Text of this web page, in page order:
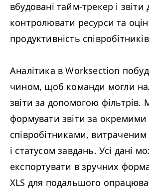
вбудовані тайм-трекер і
контролювати ресурси та
продуктивність
Аналітика в Worksection
чином, щоб команди могли
звіти за допомогою фільтрів.
формувати звіти за
співробітниками,
і статусом завдань. Усі дані
експортувати в зручних
XLS для подальшого